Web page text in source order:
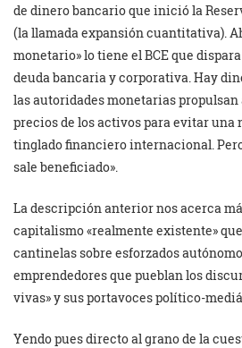
de dinero bancario que inició la
(la llamada expansión cuantitativa).
monetario» lo tiene el BCE que
deuda bancaria y corporativa. Hay
las autoridades monetarias
precios de los activos para evitar una
tinglado financiero internacional.
sale beneficiado».
La descripción anterior nos acerca
capitalismo «realmente existente»
cantinelas sobre esforzados
emprendedores que pueblan los
vivas» y sus portavoces político-
Yendo pues directo al grano de la